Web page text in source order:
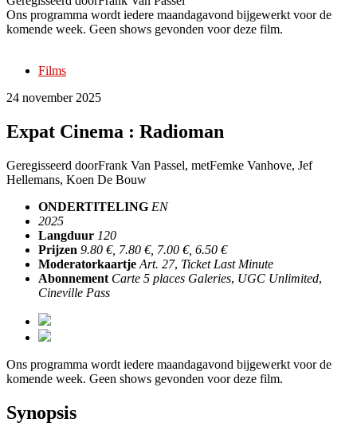
Ons programma wordt iedere maandagavond bijgewerkt voor de
komende week. Geen shows gevonden voor deze film.
Films
24 november 2025
Expat Cinema : Radioman
Geregisseerd doorFrank Van Passel, metFemke Vanhove, Jef
Hellemans, Koen De Bouw
ONDERTITELING EN
2025
Langduur 120
Prijzen 9.80 €, 7.80 €, 7.00 €, 6.50 €
Moderatorkaartje Art. 27, Ticket Last Minute
Abonnement Carte 5 places Galeries, UGC Unlimited,
Cineville Pass
Ons programma wordt iedere maandagavond bijgewerkt voor de
komende week. Geen shows gevonden voor deze film.
Synopsis